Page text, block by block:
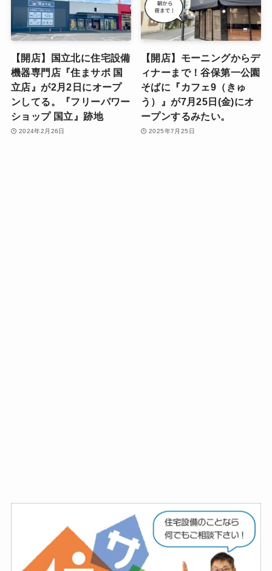
【開店】国立北に住宅設備
機器専門店『住まサポ 国
立店』が2月2日にオープ
ンしてる。『フリーパワー
ショップ 国立』跡地
2024年2月26日
【開店】モーニングからデ
ィナーまで！谷保第一公園
そばに『カフェ9（きゅ
う）』が7月25日(金)にオ
ープンするみたい。
2025年7月25日